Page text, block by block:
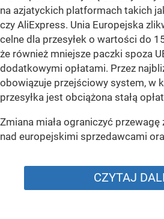
na azjatyckich platformach takich
czy AliExpress. Unia Europejska
celne dla przesyłek o wartości do
że również mniejsze paczki spoza
dodatkowymi opłatami. Przez
obowiązuje przejściowy system, w
przesyłka jest obciążona stałą
Zmiana miała ograniczyć
nad europejskimi sprzedawcami
CZYTAJ